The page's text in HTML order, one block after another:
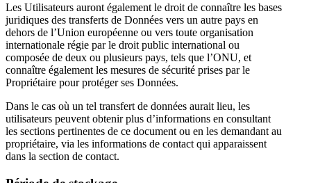
Les Utilisateurs auront également le droit de connaître les bases
juridiques des transferts de Données vers un autre pays en
dehors de l’Union européenne ou vers toute organisation
internationale régie par le droit public international ou
composée de deux ou plusieurs pays, tels que l’ONU, et
connaître également les mesures de sécurité prises par le
Propriétaire pour protéger ses Données.
Dans le cas où un tel transfert de données aurait lieu, les
utilisateurs peuvent obtenir plus d’informations en consultant
les sections pertinentes de ce document ou en les demandant au
propriétaire, via les informations de contact qui apparaissent
dans la section de contact.